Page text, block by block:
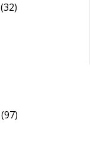
(32)
(97)